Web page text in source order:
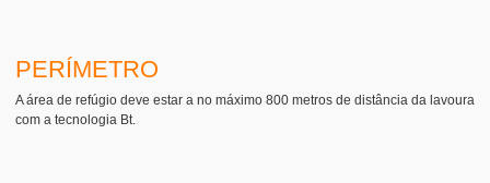
PERÍMETRO
A área de refúgio deve estar a no máximo 800 metros de distância da lavoura
com a tecnologia Bt.